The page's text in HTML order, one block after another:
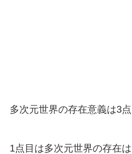
多次元世界の存在意義は3点
1点目は多次元世界の存在